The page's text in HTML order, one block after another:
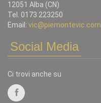
12051 Alba (CN)
Tel. 0173 223250
Email: vic@piemontevic.com
Social Media
Ci trovi anche su